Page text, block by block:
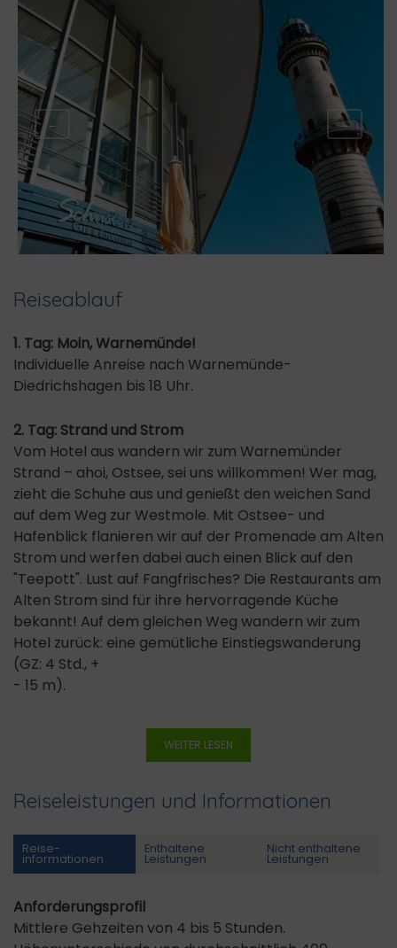
← →
Reiseablauf
1. Tag: Moin, Warnemünde!
Individuelle Anreise nach Warnemünde-
Diedrichshagen bis 18 Uhr.
2. Tag: Strand und Strom
Vom Hotel aus wandern wir zum Warnemünder
Strand – ahoi, Ostsee, sei uns willkommen! Wer mag,
zieht die Schuhe aus und genießt den weichen Sand
auf dem Weg zur Westmole. Mit Ostsee- und
Hafenblick flanieren wir auf der Promenade am Alten
Strom und werfen dabei auch einen Blick auf den
"Teepott". Lust auf Fangfrisches? Die Restaurants am
Alten Strom sind für ihre hervorragende Küche
bekannt! Auf dem gleichen Weg wandern wir zum
Hotel zurück: eine gemütliche Einstiegswanderung
(GZ: 4 Std., +
- 15 m).
WEITER LESEN
Reiseleistungen und Informationen
Reise­
informationen
Enthaltene
Leistungen
Nicht enthaltene
Leistungen
Anforderungsprofil
Mittlere Gehzeiten von 4 bis 5 Stunden.